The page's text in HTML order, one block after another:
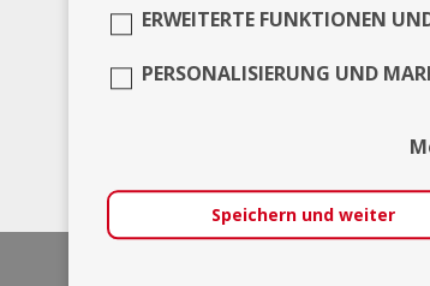
halte
dem
ERWEITERTE FUNKTIONEN
PERSONALISIERUNG UND
Speichern und weiter